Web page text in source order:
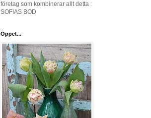
företag som kombinerar allt detta :
SOFIAS BOD
Öppet...